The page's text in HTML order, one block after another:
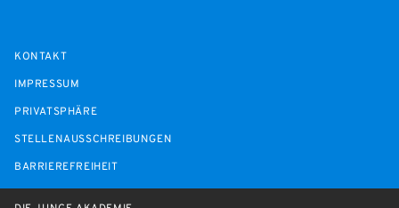
KONTAKT
IMPRESSUM
PRIVATSPHÄRE
STELLENAUSSCHREIBUNGEN
BARRIEREFREIHEIT